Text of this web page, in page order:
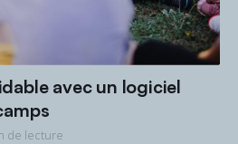
avec un logiciel
de lecture